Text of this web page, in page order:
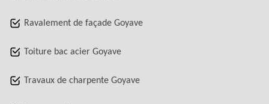
Ravalement de façade Goyave
Toiture bac acier Goyave
Travaux de charpente Goyave